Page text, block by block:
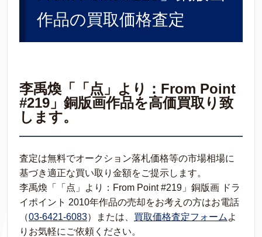
作品の買取価格査定
李禹煥「「点」より：From Point
#219」銅版画作品を高価買取り致
します。
査定は無料でオークション落札価格等の市場相場に
基づき適正な買い取り金額をご提示します。
李禹煥「「点」より：From Point #219」銅版画 ドラ
イポイント 2010年作品の売却をお考えの方はお電話
（03-6421-6083）または、 買取価格査定フォーム よ
りお気軽にご依頼ください。